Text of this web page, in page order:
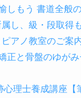
しもう 書道全般
し、級・段取得
アノ教室のご案
正と骨盤のゆが
心理士養成講座【